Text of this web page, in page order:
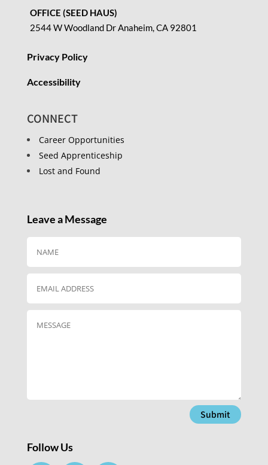
OFFICE (SEED HAUS)
2544 W Woodland Dr Anaheim, CA 92801
Privacy Policy
Accessibility
CONNECT
Career Opportunities
Seed Apprenticeship
Lost and Found
Leave a Message
Submit
Follow Us